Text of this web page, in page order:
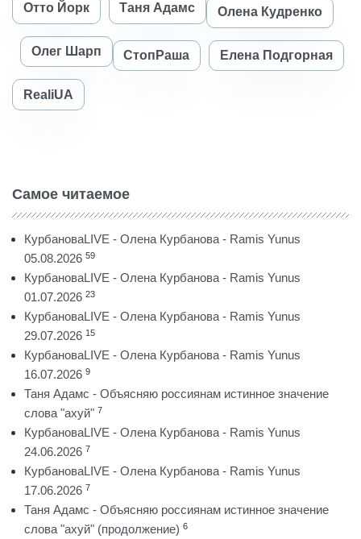
Отто Йорк Таня Адамс Олена Кудренко
Олег Шарп СтопРаша Елена Подгорная
RealiUA
Самое читаемое
КурбановаLIVE - Олена Курбанова - Ramis Yunus
05.08.2026 59
КурбановаLIVE - Олена Курбанова - Ramis Yunus
01.07.2026 23
КурбановаLIVE - Олена Курбанова - Ramis Yunus
29.07.2026 15
КурбановаLIVE - Олена Курбанова - Ramis Yunus
16.07.2026 9
Таня Адамс - Объясняю россиянам истинное значение
слова "ахуй" 7
КурбановаLIVE - Олена Курбанова - Ramis Yunus
24.06.2026 7
КурбановаLIVE - Олена Курбанова - Ramis Yunus
17.06.2026 7
Таня Адамс - Объясняю россиянам истинное значение
слова "ахуй" (продолжение) 6